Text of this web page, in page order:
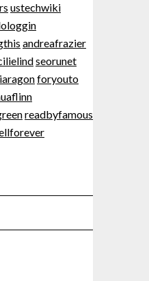
ustechwiki
andreafrazier
seorunet
foryouto
readbyfamous